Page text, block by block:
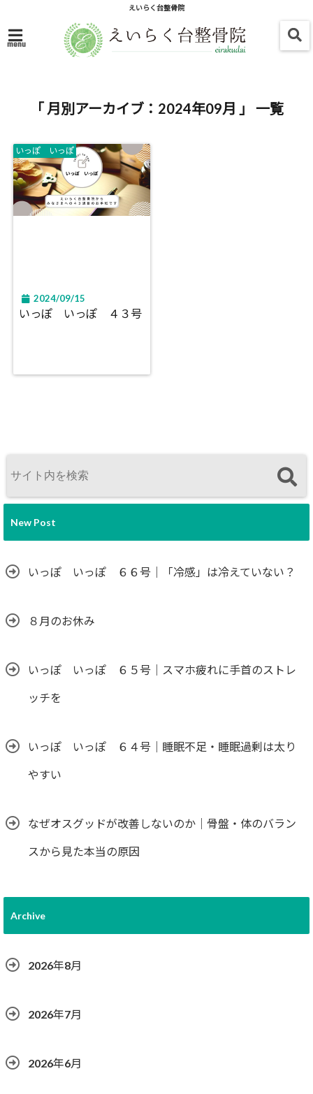
えいらく台整骨院
menu
「 月別アーカイブ：2024年09月 」 一覧
いっぽ いっぽ
2024/09/15
いっぽ いっぽ ４３号
New Post
いっぽ いっぽ ６６号｜「冷感」は冷えていない？
８月のお休み
いっぽ いっぽ ６５号｜スマホ疲れに手首のストレ
ッチを
いっぽ いっぽ ６４号｜睡眠不足・睡眠過剰は太り
やすい
なぜオスグッドが改善しないのか｜骨盤・体のバラン
スから見た本当の原因
Archive
2026年8月
2026年7月
2026年6月